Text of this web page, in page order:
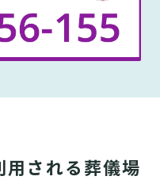
用される葬儀場